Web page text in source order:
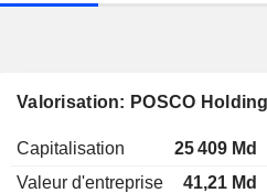
Valorisation: POSCO
Capitalisation 25 409 Md
Valeur d'entreprise
41,21 Md